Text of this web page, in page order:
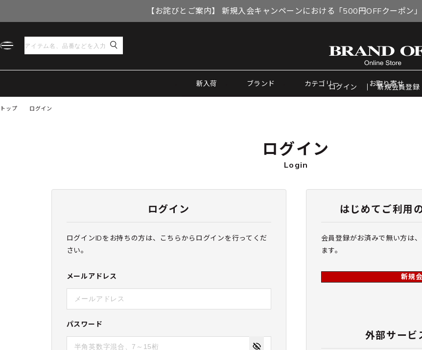
【お詫びとご案内】 新規入会キャンペーンにおける「500円OFFクーポン
新入荷 ブランド カテゴリー お取り寄せ
ログイン 新規会員登録
トップ ログイン
ログイン
Login
ログイン
ログインIDをお持ちの方は、こちらからログインを行ってくだ
さい。
メールアドレス
パスワード
はじめてご利用
会員登録がお済みで無い方は
ます。
新規
外部サービ